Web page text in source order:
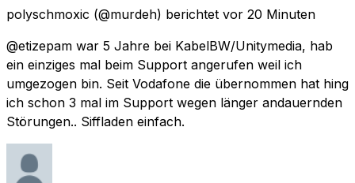
polyschmoxic (@murdeh) berichtet vor 20 Minuten
@etizepam war 5 Jahre bei KabelBW/Unitymedia, hab
ein einziges mal beim Support angerufen weil ich
umgezogen bin. Seit Vodafone die übernommen hat hing
ich schon 3 mal im Support wegen länger andauernden
Störungen.. Siffladen einfach.